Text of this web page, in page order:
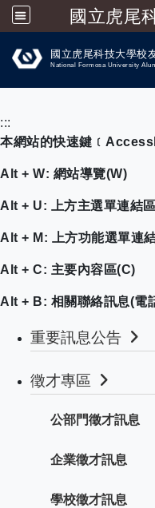
國立虎尾
跳
國立虎尾科技大學校
National Formosa University
:::
本網站的快速鍵
Alt + W: 網站導覽(W)
Alt + U: 上方主選單連結
Alt + M: 上方功能選單連
Alt + C: 主要內容區(C)
Alt + B: 相關聯絡訊息(電
重要訊息公告
徵才專區
公部門徵才訊息
企業徵才訊息
學校徵才訊息